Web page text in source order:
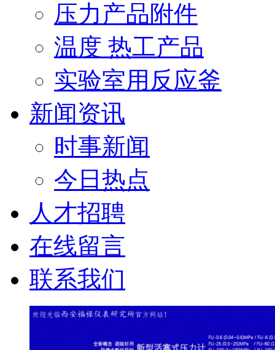
压力产品附件
温度 热工产品
实验室用反应釜
新闻资讯
时事新闻
今日热点
人才招聘
在线留言
联系我们